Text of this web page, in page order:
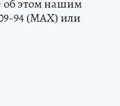
об этом нашим
94 (MAX) или